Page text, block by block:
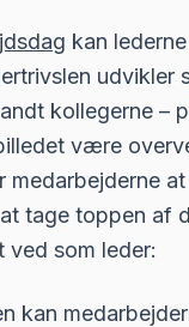
kan
kollegerne –
være
medarbejderne
tage toppen af
ved som leder:
kan